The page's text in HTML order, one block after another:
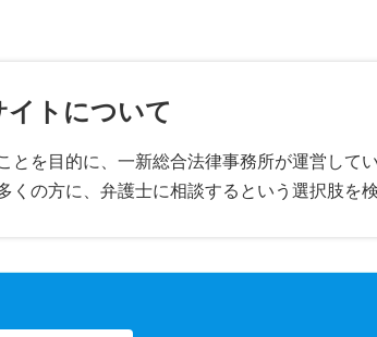
イトについて
を目的に、一新総合法律事務所が運営して
の方に、弁護士に相談するという選択肢を